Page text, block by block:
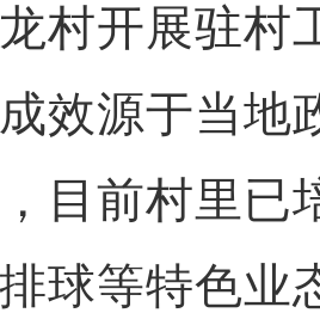
村开展驻村
效源于当地
目前村里已
球等特色业